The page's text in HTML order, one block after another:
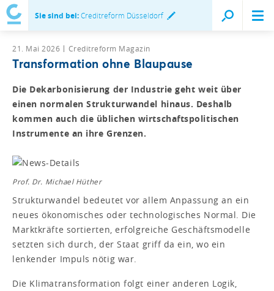
Sie sind bei:Creditreform Düsseldorf
21. Mai 2026 Creditreform Magazin
Transformation ohne Blaupause
Die Dekarbonisierung der Industrie geht weit über
einen normalen Strukturwandel hinaus. Deshalb
kommen auch die üblichen wirtschaftspolitischen
Instrumente an ihre Grenzen.
Prof. Dr. Michael Hüther
Strukturwandel bedeutet vor allem Anpassung an ein
neues ökonomisches oder technologisches Normal. Die
Marktkräfte sortierten, erfolgreiche Geschäftsmodelle
setzten sich durch, der Staat griff da ein, wo ein
lenkender Impuls nötig war.
Die Klimatransformation folgt einer anderen Logik,